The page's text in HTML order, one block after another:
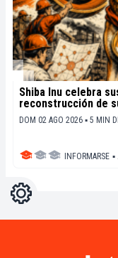
Shiba Inu celebra
reconstrucción de
DOM 02 AGO 2026 ▪ 5 MIN
INFORMARSE ▪
Ajustes